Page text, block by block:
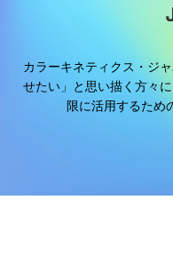
カラーキネティクス・ジャ
せたい」と思い描く方々に
限に活用するため